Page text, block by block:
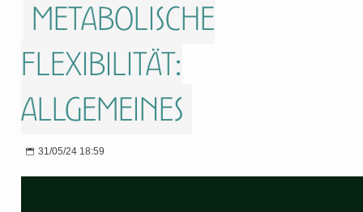
Metabolische
Flexibilität:
Allgemeines
31/05/24 18:59